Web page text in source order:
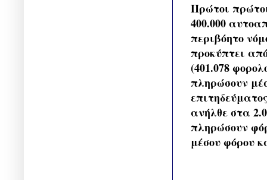
Πρώτοι
400.000
περιβόητο
προκύπτει
(401.078
πληρώσουν
ανήλθε στα
πληρώσουν
μέσου φόρου